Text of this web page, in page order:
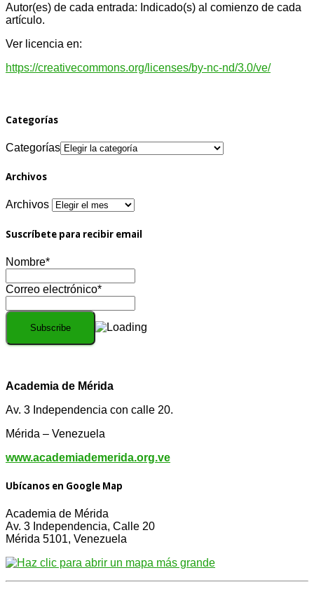
Autor(es) de cada entrada: Indicado(s) al comienzo de cada
artículo.
Ver licencia en:
https://creativecommons.org/licenses/by-nc-nd/3.0/ve/
Categorías
Categorías
Archivos
Archivos
Suscríbete para recibir email
Nombre*
Correo electrónico*
Academia de Mérida
Av. 3 Independencia con calle 20.
Mérida – Venezuela
www.academiademerida.org.ve
Ubícanos en Google Map
Academia de Mérida
Av. 3 Independencia, Calle 20
Mérida 5101, Venezuela